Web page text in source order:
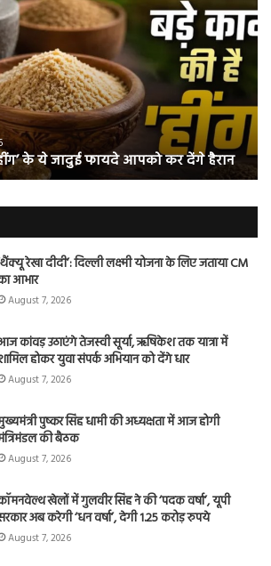
ये जादुई फायदे आपको कर देंगे हैरान
ने
हैं
रेखा दीदी’: दिल्ली लक्ष्मी योजना के लिए जताया CM
आभार
August 7, 2026
कांवड़ उठाएंगे तेजस्वी सूर्या, ऋषिकेश तक यात्रा में
होकर युवा संपर्क अभियान को देंगे धार
August 7, 2026
पुष्कर सिंह धामी की अध्यक्षता में आज होगी
की बैठक
August 7, 2026
खेलों में गुलवीर सिंह ने की ‘पदक वर्षा’, यूपी
अब करेगी ‘धन वर्षा’, देगी 1.25 करोड़ रुपये
August 7, 2026